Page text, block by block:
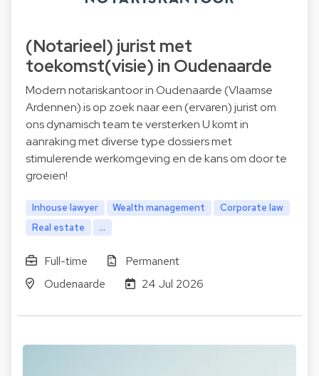
(Notarieel) jurist met
toekomst(visie) in Oudenaarde
Modern notariskantoor in Oudenaarde (Vlaamse
Ardennen) is op zoek naar een (ervaren) jurist om
ons dynamisch team te versterken U komt in
aanraking met diverse type dossiers met
stimulerende werkomgeving en de kans om door te
groeien!
Inhouse lawyer Wealth management
Corporate law
Real estate
...
Full-time
Permanent
Oudenaarde
24 Jul 2026